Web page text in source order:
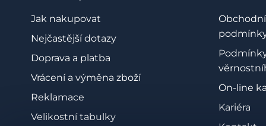
Jak nakupovat
Nejčastější dotazy
Doprava a platba
Vrácení a výměna zboží
Reklamace
Velikostní tabulky
Obchodní
On-line
Kariéra